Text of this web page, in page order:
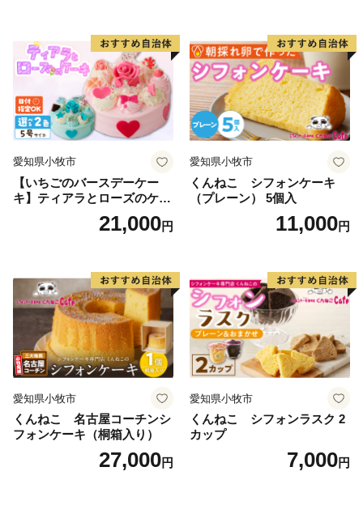
デコレーションケーキ ホー
ルケーキ
愛知県小牧市
【いちごのバースデーケー
キ】ティアラとローズのケー
キ スイーツ デザート 洋菓
子 お取り寄せ 愛知県 小牧市
レーション ホールケーキ 日
時指定可
21,000円
愛知県小牧市
くんねこ シフォンケーキ
（プレーン） 5個入
11,000円
愛知県小牧市
くんねこ 名古屋コーチンシ
フォンケーキ（桐箱入り）
27,000円
愛知県小牧市
くんねこ シフォンラスク 2
カップ
7,000円